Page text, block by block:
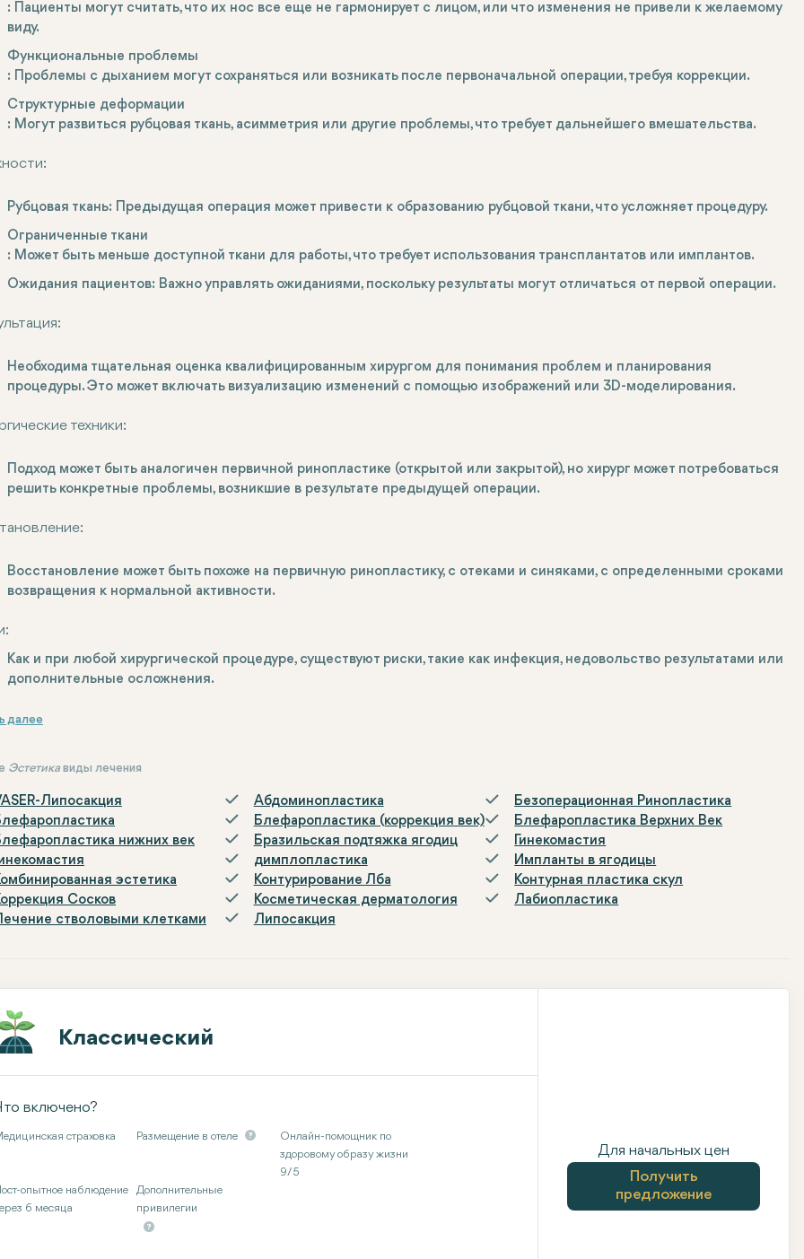
: Пациенты могут считать, что их нос все еще не гармонирует с лицом, или что изменения не привели к желаемому
виду.
Функциональные проблемы
: Проблемы с дыханием могут сохраняться или возникать после первоначальной операции, требуя коррекции.
Структурные деформации
: Могут развиться рубцовая ткань, асимметрия или другие проблемы, что требует дальнейшего вмешательства.
:
Рубцовая ткань: Предыдущая операция может привести к образованию рубцовой ткани, что усложняет процедуру.
Ограниченные ткани
: Может быть меньше доступной ткани для работы, что требует использования трансплантатов или имплантов.
Ожидания пациентов: Важно управлять ожиданиями, поскольку результаты могут отличаться от первой операции.
:
Необходима тщательная оценка квалифицированным хирургом для понимания проблем и планирования
процедуры. Это может включать визуализацию изменений с помощью изображений или 3D-моделирования.
техники:
Подход может быть аналогичен первичной ринопластике (открытой или закрытой), но хирург может потребоваться
решить конкретные проблемы, возникшие в результате предыдущей операции.
:
Восстановление может быть похоже на первичную ринопластику, с отеками и синяками, с определенными сроками
возвращения к нормальной активности.
:
Как и при любой хирургической процедуре, существуют риски, такие как инфекция, недовольство результатами или
дополнительные осложнения.
Эстетика виды лечения
Липосакция Абдоминопластика
Безоперационная Ринопластика
Блефаропластика (коррекция век)
Блефаропластика Верхних Век
нижних век
Бразильская подтяжка ягодиц
Гинекомастия
димплопластика
Импланты в ягодицы
эстетика
Контурирование Лба
Контурная пластика скул
Сосков
Косметическая дерматология
Лабиопластика
стволовыми клетками
Липосакция
Классический
включено?
страховка Размещение в отеле
Онлайн-помощник по
здоровому образу жизни
9/5
опытное наблюдение
6 месяца
Дополнительные
привилегии
Для начальных цен
Получить
предложение